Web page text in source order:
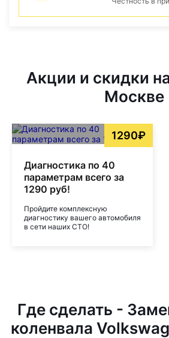
Акции и скидки
Москве
1290₽
Диагностика по 40
параметрам всего за
1290 руб!
Пройдите комплексную
диагностику вашего автомобиля
в сети наших СТО!
Где сделать -
коленвала